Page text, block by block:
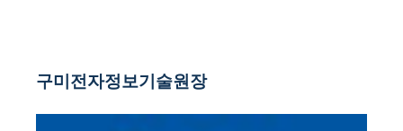
구미전자정보기술원장